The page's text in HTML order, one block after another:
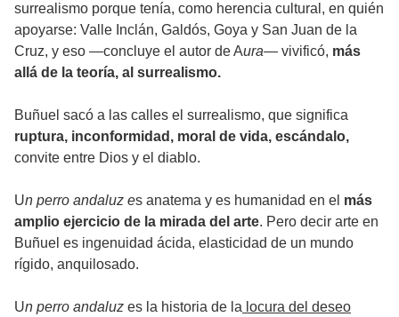
surrealismo porque tenía, como herencia cultural, en quién
apoyarse: Valle Inclán, Galdós, Goya y San Juan de la
Cruz, y eso —concluye el autor de Aura— vivificó, más
allá de la teoría, al surrealismo.
Buñuel sacó a las calles el surrealismo, que significa
ruptura, inconformidad, moral de vida, escándalo,
convite entre Dios y el diablo.
Un perro andaluz es anatema y es humanidad en el más
amplio ejercicio de la mirada del arte. Pero decir arte en
Buñuel es ingenuidad ácida, elasticidad de un mundo
rígido, anquilosado.
Un perro andaluz es la historia de la locura del deseo